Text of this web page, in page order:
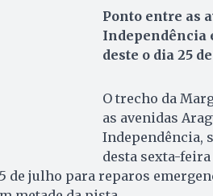
Ponto entre as
Independência
deste o dia 25
O trecho da
as avenidas
Independência,
desta sexta-feira
de julho para reparos